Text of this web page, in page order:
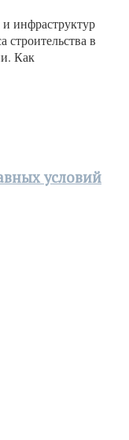
инфраструктур
строительства в
Как
условий